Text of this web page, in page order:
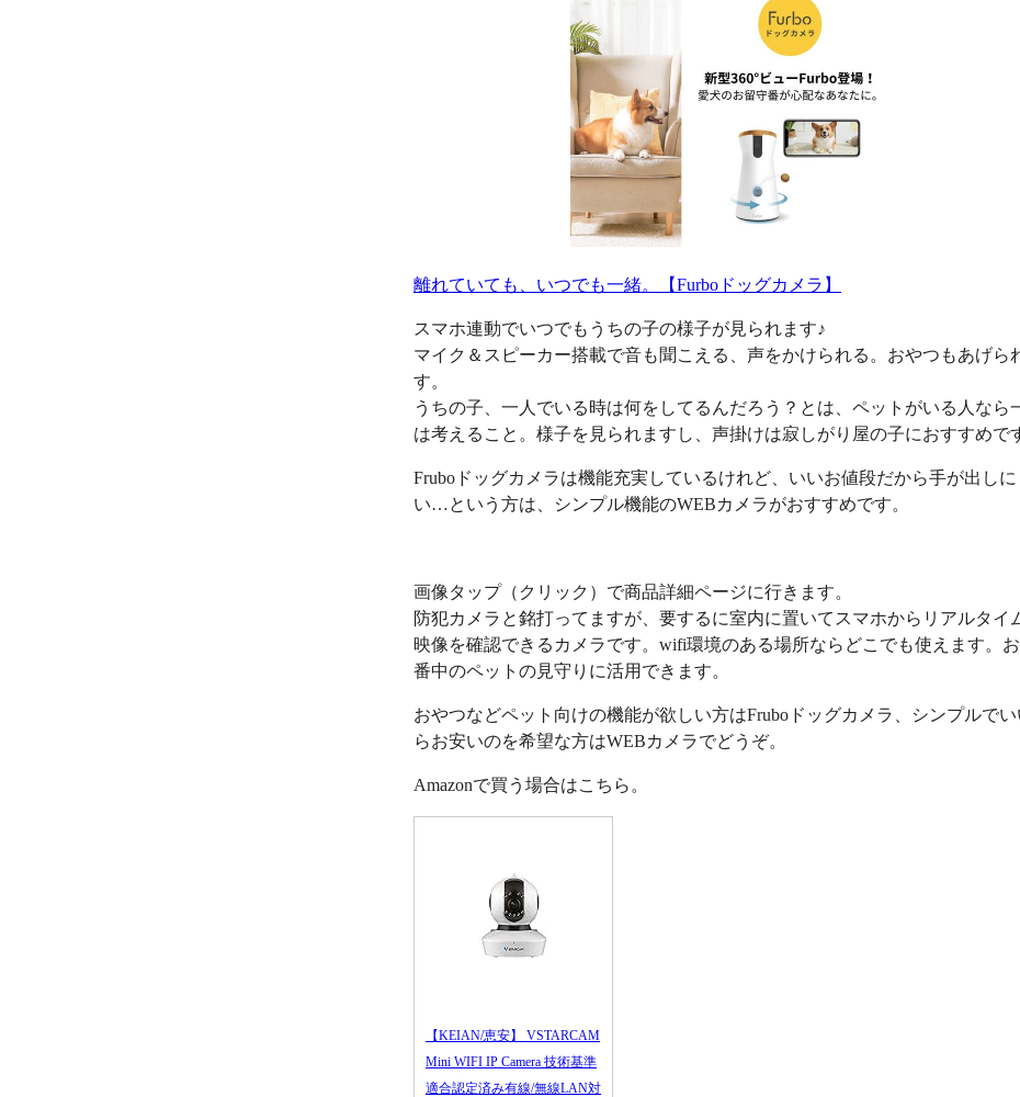
離れていても、いつでも一緒。【Furboドッグカメラ】
スマホ連動でいつでもうちの子の様子が見られます♪
マイク＆スピーカー搭載で音も聞こえる、声をかけられる。おやつもあげら
す。
うちの子、一人でいる時は何をしてるんだろう？とは、ペットがいる人なら
は考えること。様子を見られますし、声掛けは寂しがり屋の子におすすめで
Fruboドッグカメラは機能充実しているけれど、いいお値段だから手が出しに
い…という方は、シンプル機能のWEBカメラがおすすめです。
画像タップ（クリック）で商品詳細ページに行きます。
防犯カメラと銘打ってますが、要するに室内に置いてスマホからリアルタイ
映像を確認できるカメラです。wifi環境のある場所ならどこでも使えます。
番中のペットの見守りに活用できます。
おやつなどペット向けの機能が欲しい方はFruboドッグカメラ、シンプルで
らお安いのを希望な方はWEBカメラでどうぞ。
Amazonで買う場合はこちら。
【KEIAN/恵安】 VSTARCAM
Mini WIFI IP Camera 技術基準
適合認定済み有線/無線LAN対